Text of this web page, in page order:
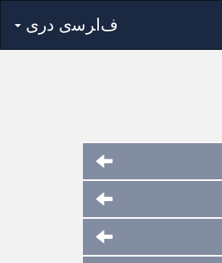
ﻑﺍﺮﺳی ﺩﺭی